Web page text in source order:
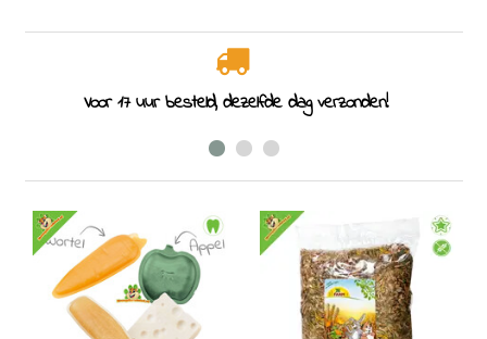
Voor 17 uur besteld, dezelfde dag verzonden!